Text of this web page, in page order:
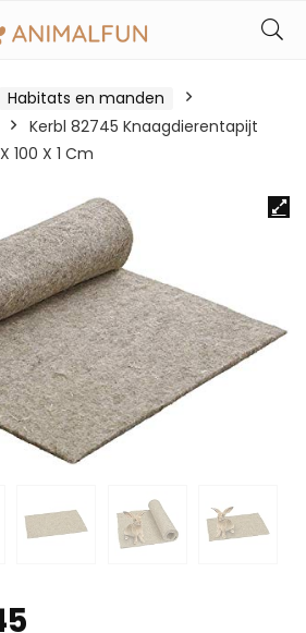
Habitats en manden
Kerbl 82745 Knaagdierentapijt
100 X 1 Cm